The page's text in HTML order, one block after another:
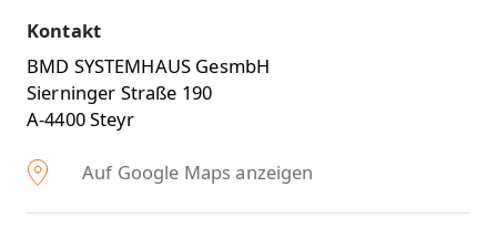
Kontakt
BMD SYSTEMHAUS GesmbH
Sierninger Straße 190
A-4400 Steyr
Auf Google Maps anzeigen